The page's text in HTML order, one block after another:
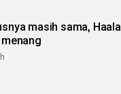
masih sama,